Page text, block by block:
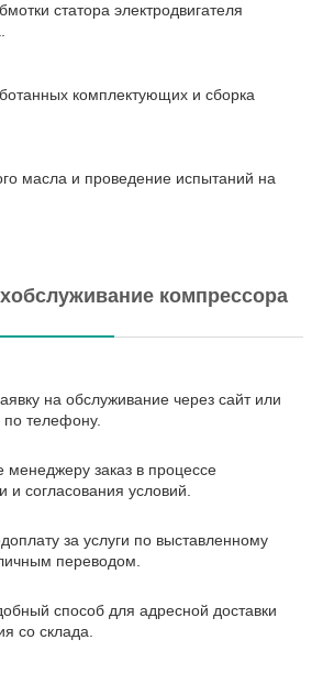
статора электродвигателя
комплектующих и сборка
масла и проведение испытаний на
компрессора
на обслуживание через сайт или
по телефону.
менеджеру заказ в процессе
и согласования условий.
за услуги по выставленному
переводом.
способ для адресной доставки
со склада.